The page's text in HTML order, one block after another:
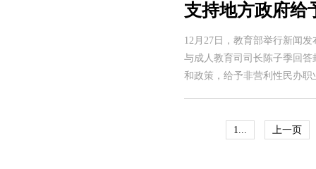
支持地方政府给
12月27日，教育部举行新闻
与成人教育司司长陈子季回
和政策，给予非营利性民办职
1... 上一页